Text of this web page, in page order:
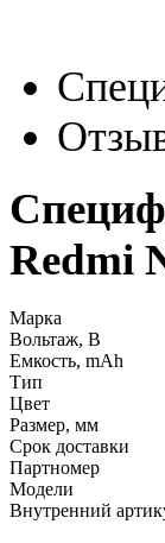
Redmi
Марка
Вольтаж, В
Емкость, mAh
Тип
Цвет
Размер, мм
Срок доставки
Партномер
Модели
Внутренний